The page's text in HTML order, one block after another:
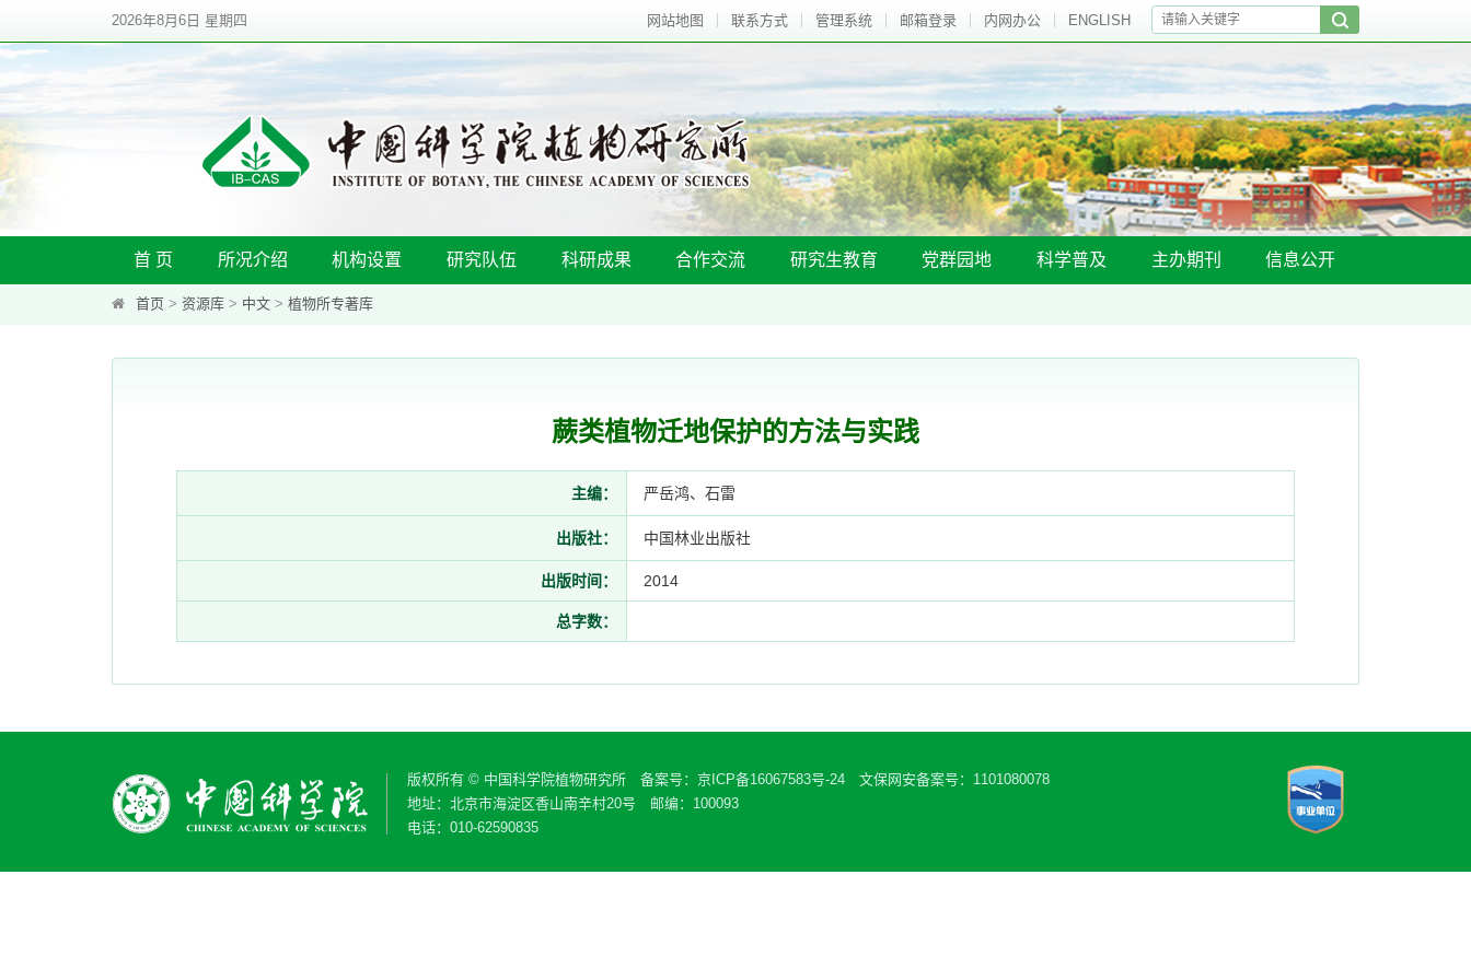
2026年8月6日 星期四 网站地图 联系方式 管理系统 邮箱登录 内网办公 ENGLISH
首 页 所况介绍 机构设置 研究队伍 科研成果 合作交流 研究生教育 党群园地 科学普及 主办期刊 信息公开
首页 > 资源库 > 中文 > 植物所专著库
蕨类植物迁地保护的方法与实践
主编： 严岳鸿、石雷
出版社： 中国林业出版社
出版时间： 2014
总字数：
版权所有 © 中国科学院植物研究所 备案号： 京ICP备16067583号-24 文保网安备案号：1101080078
地址：北京市海淀区香山南辛村20号 邮编：100093
电话：010-62590835